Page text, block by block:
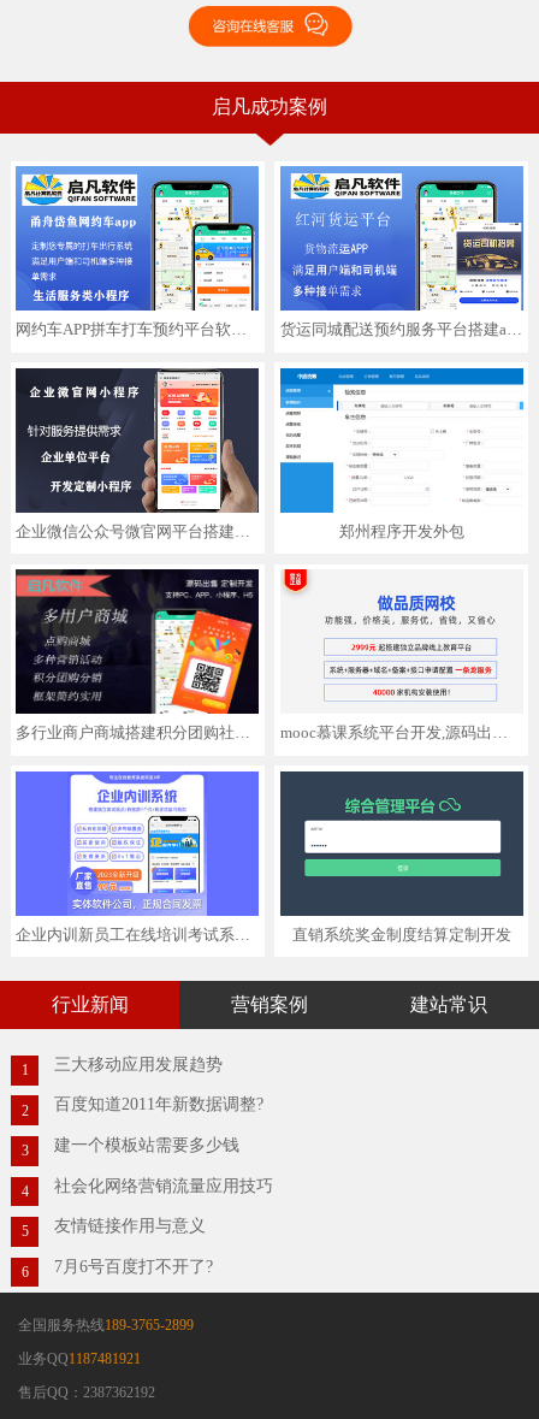
启凡成功案例
网约车APP拼车打车预约平台软件小程序 货运同城配送预约服务平台搭建app拉货拼车搬家网约车小程序
郑州程序开发外包
多行业商户商城搭建积分团购社区分销app小程序开发定制 mooc慕课系统平台开发,源码出售,支持APP,小程序,H5三端
直销系统奖金制度结算定制开发
行业新闻 营销案例 建站常识
1 三大移动应用发展趋势
2 百度知道2011年新数据调整?
3 建一个模板站需要多少钱
4 社会化网络营销流量应用技巧
5 友情链接作用与意义
6 7月6号百度打不开了?
全国服务热线189-3765-2899
业务QQ1187481921
售后QQ：2387362192